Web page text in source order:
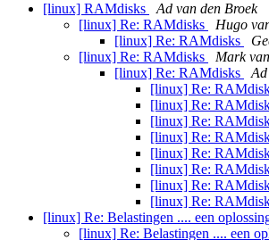
[linux] RAMdisks
Ad van den Broek
[linux] Re: RAMdisks
Hugo
[linux] Re: RAMdisks
[linux] Re: RAMdisks
Mark
[linux] Re: RAMdisks
[linux] Re:
[linux] Re:
[linux] Re:
[linux] Re:
[linux] Re:
[linux] Re:
[linux] Re:
[linux] Re:
[linux] Re: Belastingen .... een
[linux] Re: Belastingen .... een